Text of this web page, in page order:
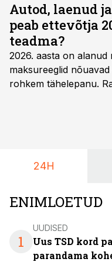
Autod, laenud
peab ettevõtja
teadma?
2026. aasta on alanud
maksureeglid
rohkem tähelepanu.
24H
ENIMLOETUD
1
UUDISED
Uus TSD kord
parandama